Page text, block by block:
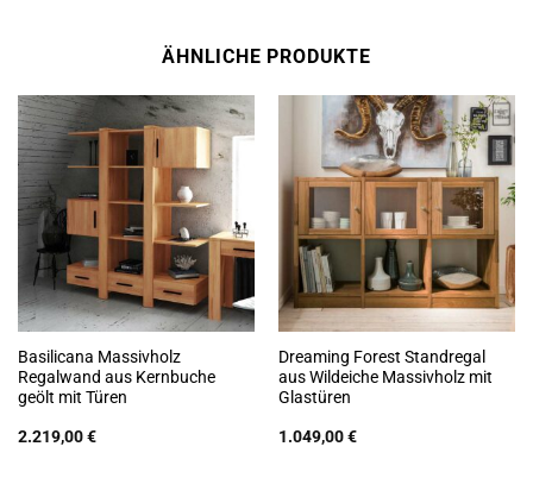
ÄHNLICHE PRODUKTE
Basilicana Massivholz
Regalwand aus Kernbuche
geölt mit Türen
2.219,00€
Dreaming Forest Standregal
aus Wildeiche Massivholz mit
Glastüren
1.049,00€